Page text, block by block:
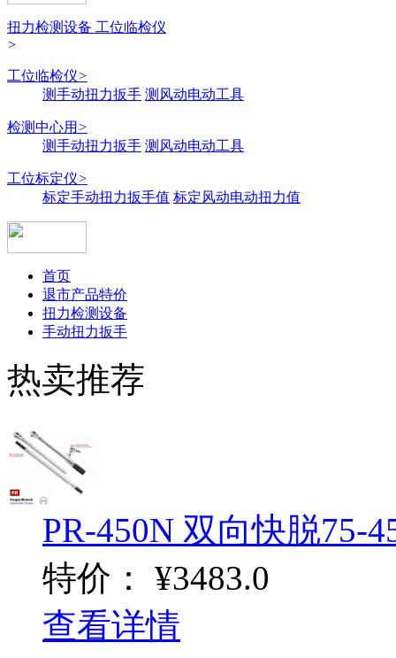
扭力检测设备 工位临检仪
>
工位临检仪>
测手动扭力扳手 测风动电动工具
检测中心用 >
测手动扭力扳手 测风动电动工具
工位标定仪>
标定手动扭力扳手值 标定风动电动扭力值
首页
退市产品特价
扭力检测设备
手动扭力扳手
热卖推荐
PR-450N 双向快脱75-
特价：
¥3483.0
查看详情